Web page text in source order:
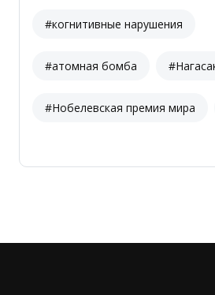
#когнитивные нарушения
#атомная бомба
#Нобелевская премия мира